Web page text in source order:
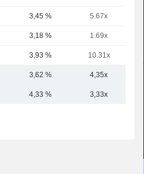
3,45 % 5.67x
3,18 % 1.69x
3,93 % 10.31x
3,62 % 4,35x
4,33 % 3,33x